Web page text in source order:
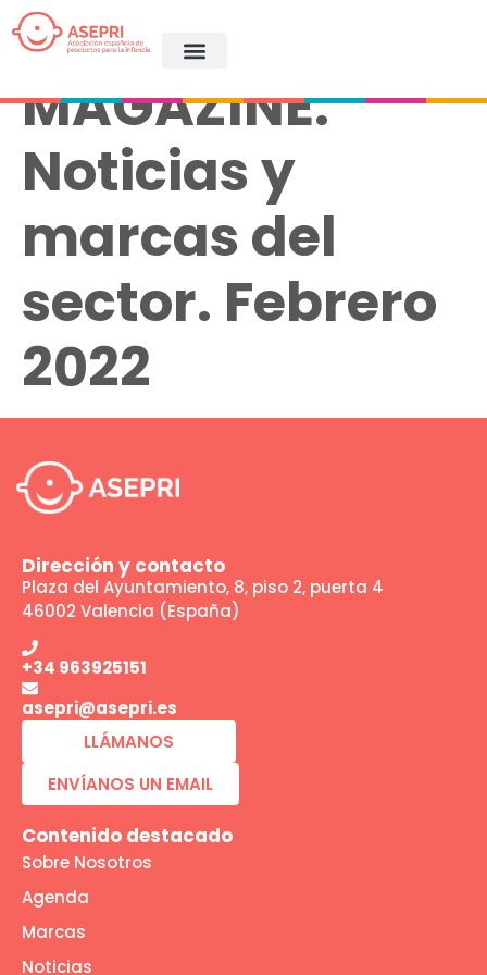
ASEPRI
MAGAZINE.
Noticias y
marcas del
sector. Febrero
2022
Dirección y contacto
Plaza del Ayuntamiento, 8, piso 2, puerta 4
46002 Valencia (España)
+34 963925151
asepri@asepri.es
LLÁMANOS
ENVÍANOS UN EMAIL
Contenido destacado
Sobre Nosotros
Agenda
Marcas
Noticias